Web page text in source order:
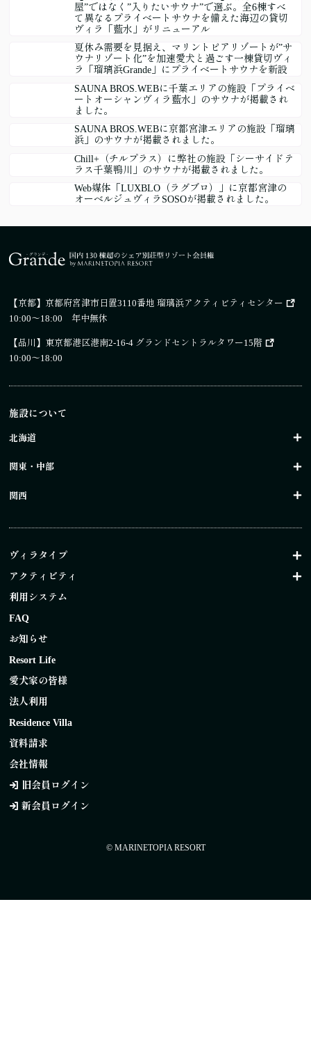
屋”ではなく”入りたいサウナ”で選ぶ。全6棟すべ
て異なるプライベートサウナを備えた海辺の貸切
ヴィラ「藍水」がリニューアル
夏休み需要を見据え、マリントピアリゾートが”サ
ウナリゾート化”を加速愛犬と過ごす一棟貸切ヴィ
ラ「瑠璃浜Grande」にプライベートサウナを新設
SAUNA BROS.WEBに千葉エリアの施設「プライベ
ートオーシャンヴィラ藍水」のサウナが掲載され
ました。
SAUNA BROS.WEBに京都宮津エリアの施設「瑠璃
浜」のサウナが掲載されました。
Chill+（チルプラス）に弊社の施設「シーサイドテ
ラス千葉鴨川」のサウナが掲載されました。
Web媒体「LUXBLO（ラグブロ）」に京都宮津の
オーベルジュヴィラSOSOが掲載されました。
【京都】 京都府宮津市日置3110番地 瑠璃浜アクティビティセンター
10:00～18:00 年中無休
【品川】 東京都港区港南2-16-4 グランドセントラルタワー15階
10:00～18:00
施設について
北海道
関東・中部
関西
ヴィラタイプ
アクティビティ
利用システム
FAQ
お知らせ
Resort Life
愛犬家の皆様
法人利用
Residence Villa
資料請求
会社情報
旧会員ログイン
新会員ログイン
© MARINETOPIA RESORT